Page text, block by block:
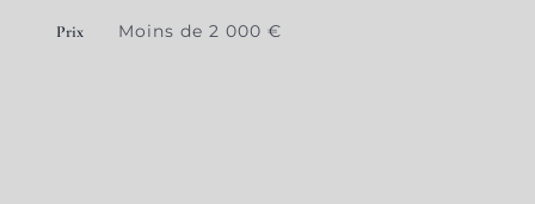
Prix Moins de 2 000 €